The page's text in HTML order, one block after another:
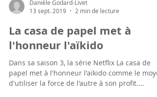
13 sept. 2019
2 min de lecture
La casa de papel met à
l'honneur l'aïkido
Dans sa saison 3, la série Netflix La casa de